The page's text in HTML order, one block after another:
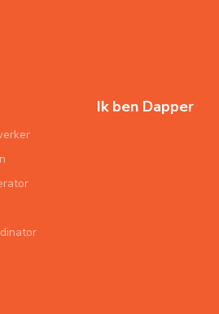
Ik ben Dapper